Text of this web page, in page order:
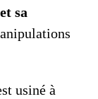
sa
usiné à